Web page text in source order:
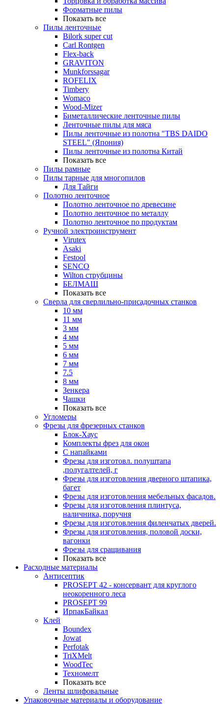
Форматные пилы
Показать все
Пилы ленточные
Bilork super cut
Carl Rontgen
Flex-back
GRAVITON
Munkforssagar
ROFELIX
Timbery
Womaco
Wood-Mizer
Биметаллические ленточные пилы
Ленточные пилы для мяса
Пилы ленточные из полотна "TBS DAIDO
STEEL" (Япония)
Пилы ленточные из полотна Китай
Показать все
Пилы рамные
Пилы тарные для многопилов
Для Тайги
Полотно ленточное
Полотно ленточное по древесине
Полотно ленточное по металлу
Полотно ленточное по продуктам
Ручной электроинструмент
Virutex
Asaki
Festool
SENCO
Wilton струбцины
БЕЛМАШ
Показать все
Сверла для сверлильно-присадочных станков
10 мм
11 мм
3 мм
4 мм
5 мм
6 мм
7 мм
7.5
8 мм
Зенкера
Чашки
Показать все
Угломеры
Фрезы для фрезерных станков
Блок-Хаус
Комплекты фрез для окон
С напайками
Фрезы для изготовл. полуштапа
,полугалтелей, г
Фрезы для изготовления дверного штапика,
багет
Фрезы для изготовления мебельных фасадов.
Фрезы для изготовления плинтуса,
наличника, поручня
Фрезы для изготовления филенчатых дверей.
Фрезы для изготовления, половой доски,
вагонки
Фрезы для сращивания
Показать все
Расходные материалы
Антисептик
PROSEPT 42 - консервант для круглого
неокоренного леса
PROSEPT 99
ИрпакБайкал
Клей
Boundex
Jowat
Perfotak
TriXMelt
WoodTec
Техномелт
Показать все
Ленты шлифовальные
Упаковочные материалы и оборудование